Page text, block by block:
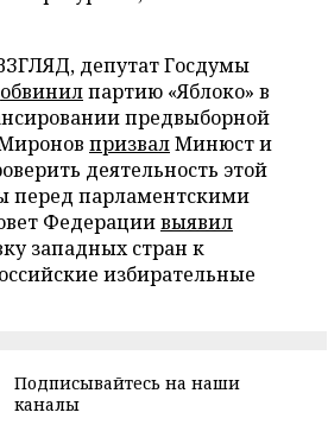
депутат Госдумы
обвинилпартию «Яблоко» в
предвыборной
призвалМинюст и
деятельность этой
перед парламентскими
Федерациивыявил
западных стран к
избирательные
Подписывайтесь на наши
каналы